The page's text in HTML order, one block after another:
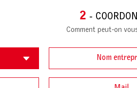
2 -
Comment peut-on